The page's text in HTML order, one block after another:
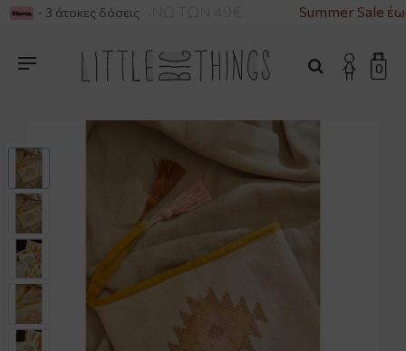
ΓΙΑ ΑΓΟΡΕΣ ΑΝΩ ΤΩΝ 49€ Summer Sale
- 3 άτοκες δόσεις
0